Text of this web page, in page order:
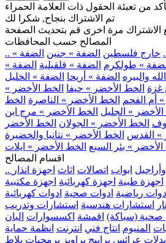
من تعبئة الحقول ذات العلامة الحمراء
تم الاشتراك بنجاح, شكرا لك
الاشتراك مرة اخرى قم بتحديث الصفحة
المصالح حسب المحافظات
خارج فلسطين الضفة » جنين الضفة »
» طولكرم الضفة » قلقيلية الضفة »
والبيره الضفة » أريحا الضفة » الخليل
غزة الخط الأخضر » حيفا الخط الأخضر »
أم الفحم الخط الأخضر » الناصرة الخط
الأخضر » الجليل الخط الأخضر » مرج ابن
الخط الأخضر » الجولان الخط الأخضر
» القدس الخط الأخضر » نتانيا والخضيرة
الأخضر » بئر السبع الخط الأخضر » ايلات
اقسام المصالح
ابواب اتصالات اثاث اجهزة انذار
اجهزة طبية اجهزة كهربائية اجهزة مكتبية
ادوات رياضية ادوات صحية ادوات كهربائية
استشارات هندسية استشارات وتدريب
صحية (سباكة) اقمشة اكسسوارات البان
المنيوم انتاج فني انترنت انظمة حماية
بدلات عرائس برابيج براويز برمجيات بلاط